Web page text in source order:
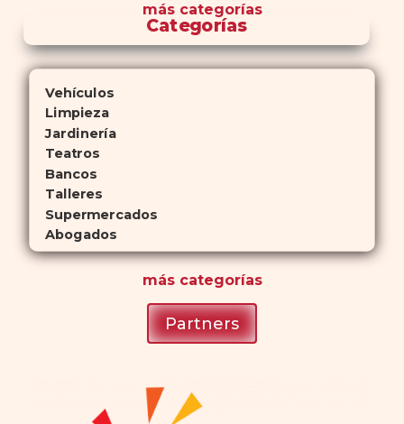
máscategorías
Categorías
Vehículos
Limpieza
Jardinería
Teatros
Bancos
Talleres
Supermercados
Abogados
máscategorías
Partners